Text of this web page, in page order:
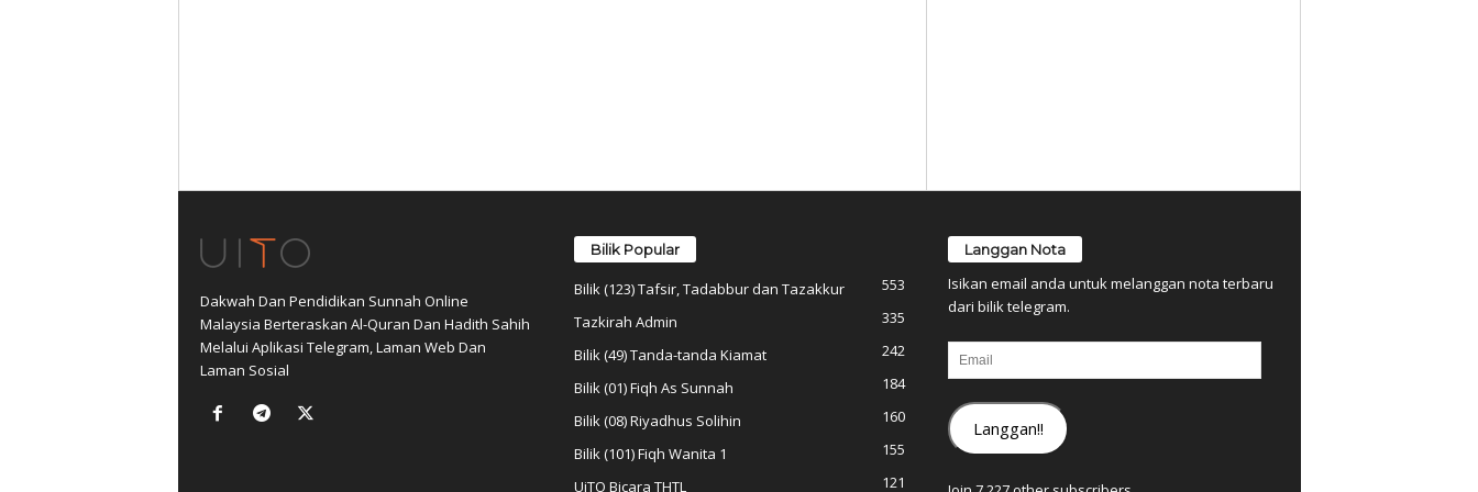
Dakwah Dan Pendidikan Sunnah Online
Malaysia Berteraskan Al-Quran Dan Hadith Sahih
Melalui Aplikasi Telegram, Laman Web Dan
Laman Sosial
Bilik Popular
Bilik (123) Tafsir, Tadabbur dan Tazakkur
553
Tazkirah Admin
335
Bilik (49) Tanda-tanda Kiamat
242
Bilik (01) Fiqh As Sunnah
184
Bilik (08) Riyadhus Solihin
160
Bilik (101) Fiqh Wanita 1
155
UiTO Bicara THTL
121
Langgan Nota
Isikan email anda untuk melanggan nota terbaru
dari bilik telegram.
Email
Langgan!!